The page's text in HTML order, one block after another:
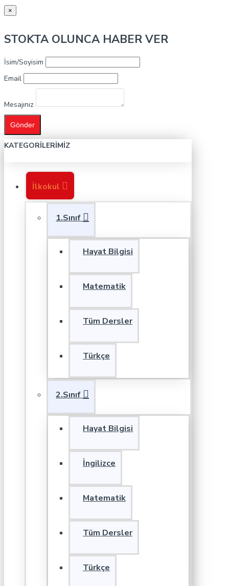
×
STOKTA OLUNCA HABER VER
İsim/Soyisim
Email
Mesajınız
Gönder
KATEGORILERIMIZ
İlkokul
1.Sınıf
Hayat Bilgisi
Matematik
Tüm Dersler
Türkçe
2.Sınıf
Hayat Bilgisi
İngilizce
Matematik
Tüm Dersler
Türkçe